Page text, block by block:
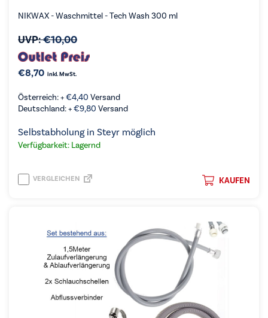
NIKWAX - Waschmittel - Tech Wash 300 ml
UVP:€10,00
€8,70 inkl. MwSt.
Österreich: +€4,40 Versand
Deutschland: +€9,80 Versand
Selbstabholung in Steyr möglich
Verfügbarkeit: Lagernd
KAUFEN
VERGLEICHEN